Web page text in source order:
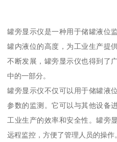
罐旁显示仪是一种用于储罐液位
罐内液位的高度，为工业生产提
不断发展，罐旁显示仪也得到了
中的一部分。
罐旁显示仪不仅可以用于储罐液
参数的监测。它可以与其他设备
工业生产的效率和安全性。罐旁
远程监控，方便了管理人员的操作